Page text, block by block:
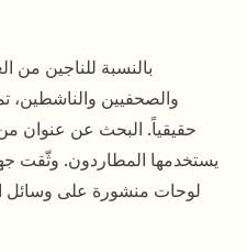
بالنسبة للناجين من
والصحفيين والناشطين،
حقيقياً. البحث عن عنوان
يستخدمها المطاردون. وثّقت
لوحات منشورة على وسائل